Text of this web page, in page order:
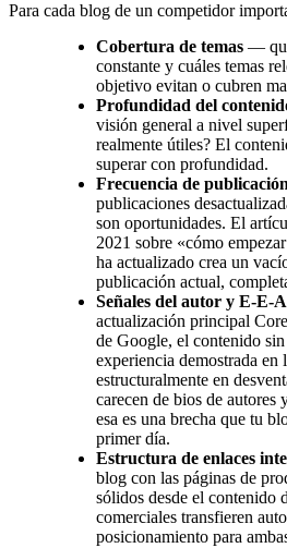
Para cada blog de un competidor
Cobertura de temas —
constante y cuáles temas
objetivo evitan o cubren
Profundidad del
visión general a nivel
realmente útiles? El
superar con profundidad.
Frecuencia de
publicaciones
son oportunidades. El
2021 sobre «cómo
ha actualizado crea un
publicación actual,
Señales del autor y E-E-
actualización principal
de Google, el contenido
experiencia demostrada en
estructuralmente en
carecen de bios de autores
esa es una brecha que tu
primer día.
Estructura de enlaces
blog con las páginas de
sólidos desde el contenido
comerciales transfieren
posicionamiento para